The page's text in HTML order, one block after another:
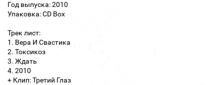
Год выпуска: 2010
Упаковка: CD Box
Трек лист:
1. Вера И Свастика
2. Токсикоз
3. Ждать
4. 2010
+ Клип: Третий Глаз